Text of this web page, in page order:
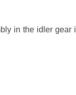
in the idler gear